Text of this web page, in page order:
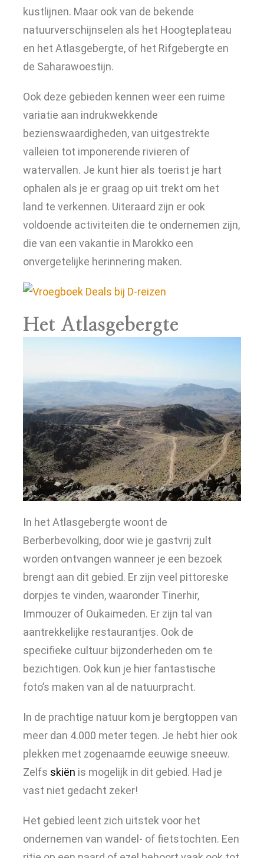
kustlijnen. Maar ook van de bekende
natuurverschijnselen als het Hoogteplateau
en het Atlasgebergte, of het Rifgebergte en
de Saharawoestijn.
Ook deze gebieden kennen weer een ruime
variatie aan indrukwekkende
bezienswaardigheden, van uitgestrekte
valleien tot imponerende rivieren of
watervallen. Je kunt hier als toerist je hart
ophalen als je er graag op uit trekt om het
land te verkennen. Uiteraard zijn er ook
voldoende activiteiten die te ondernemen zijn,
die van een vakantie in Marokko een
onvergetelijke herinnering maken.
Het Atlasgebergte
In het Atlasgebergte woont de
Berberbevolking, door wie je gastvrij zult
worden ontvangen wanneer je een bezoek
brengt aan dit gebied. Er zijn veel pittoreske
dorpjes te vinden, waaronder Tinerhir,
Immouzer of Oukaimeden. Er zijn tal van
aantrekkelijke restaurantjes. Ook de
specifieke cultuur bijzonderheden om te
bezichtigen. Ook kun je hier fantastische
foto’s maken van al de natuurpracht.
In de prachtige natuur kom je bergtoppen van
meer dan 4.000 meter tegen. Je hebt hier ook
plekken met zogenaamde eeuwige sneeuw.
Zelfs skiën is mogelijk in dit gebied. Had je
vast niet gedacht zeker!
Het gebied leent zich uitstek voor het
ondernemen van wandel- of fietstochten. Een